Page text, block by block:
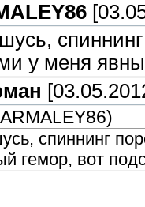
у меня
)
спиннинг
гемор, вот